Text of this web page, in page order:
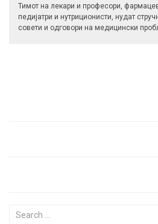
Тимот на лекари и професори,
педијатри и нутриционисти, нудат
совети и одговори на медицински
Search for: